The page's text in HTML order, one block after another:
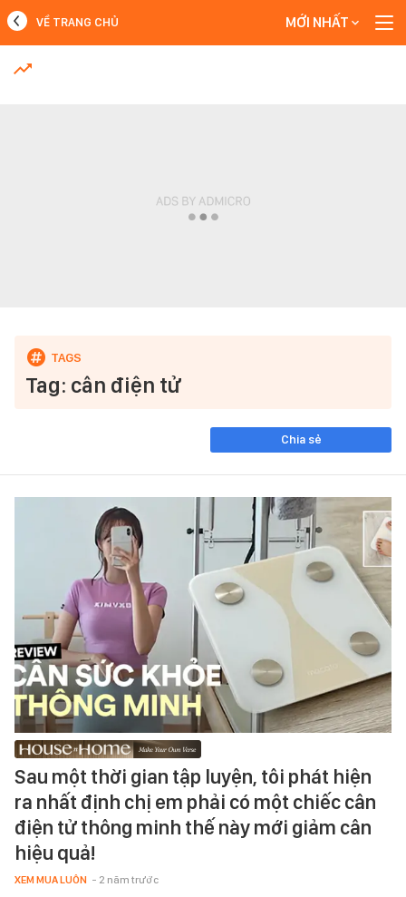
MỚI NHẤT
VỀ TRANG CHỦ MỚI NHẤT
Tag: cân điện tử
Chia sẻ
Sau một thời gian tập luyện, tôi phát hiện
ra nhất định chị em phải có một chiếc cân
điện tử thông minh thế này mới giảm cân
hiệu quả!
XEM MUA LUÔN - 2 năm trước